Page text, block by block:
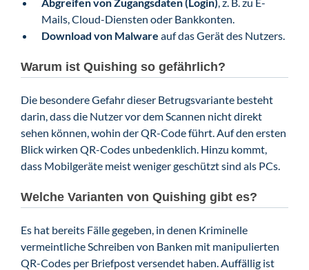
Mails, Cloud-Diensten oder Bankkonten.
Download von Malware auf das Gerät des Nutzers.
Warum ist Quishing so gefährlich?
Die besondere Gefahr dieser Betrugsvariante besteht
darin, dass die Nutzer vor dem Scannen nicht direkt
sehen können, wohin der QR-Code führt. Auf den ersten
Blick wirken QR-Codes unbedenklich. Hinzu kommt,
dass Mobilgeräte meist weniger geschützt sind als PCs.
Welche Varianten von Quishing gibt es?
Es hat bereits Fälle gegeben, in denen Kriminelle
vermeintlicheSchreiben von Banken mit manipulierten
QR-Codes per Briefpost versendet haben. Auffällig ist